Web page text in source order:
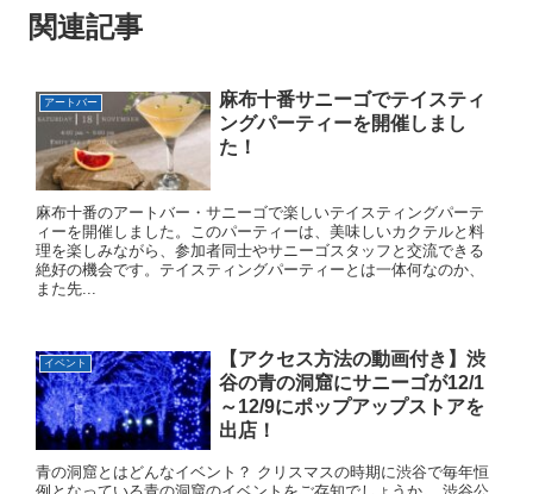
関連記事
アートバー
麻布十番サニーゴでテイスティ
ングパーティーを開催しまし
た！
麻布十番のアートバー・サニーゴで楽しいテイスティングパーテ
ィーを開催しました。このパーティーは、美味しいカクテルと料
理を楽しみながら、参加者同士やサニーゴスタッフと交流できる
絶好の機会です。テイスティングパーティーとは一体何なのか、
また先...
イベント
【アクセス方法の動画付き】渋
谷の青の洞窟にサニーゴが12/1
～12/9にポップアップストアを
出店！
青の洞窟とはどんなイベント？ クリスマスの時期に渋谷で毎年恒